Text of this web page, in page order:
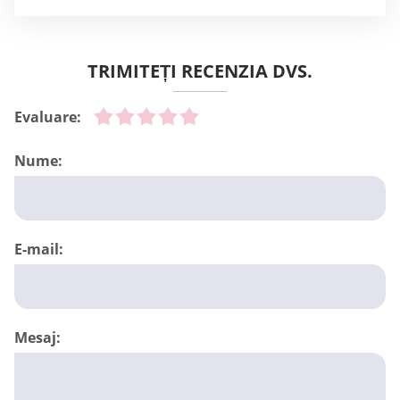
TRIMITEȚI RECENZIA DVS.
Evaluare:
Nume:
E-mail:
Mesaj: